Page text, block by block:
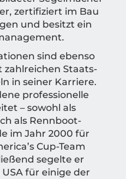
zertifiziert im Bau
und besitzt ein
sind ebenso
Staats-
in seiner Karriere.
professionelle
– sowohl als
als Rennboot-
im Jahr 2000 für
Cup-Team
segelte er
für einige der